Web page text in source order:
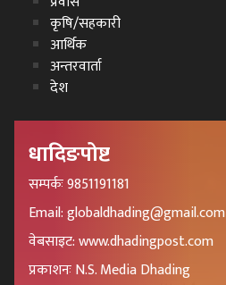
कृषि/सहकारी
आर्थिक
अन्तरवार्ता
देश
धादिङपोष्ट
सम्पर्कः 9851191181
Email: globaldhading@gmail.com
वेबसाइट: www.dhadingpost.com
प्रकाशनः N.S. Media Dhading